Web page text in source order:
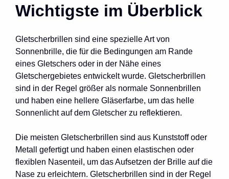
Wichtigste im Überblick
Gletscherbrillen sind eine spezielle Art von
Sonnenbrille, die für die Bedingungen am Rande
eines Gletschers oder in der Nähe eines
Gletschergebietes entwickelt wurde. Gletscherbrillen
sind in der Regel größer als normale Sonnenbrillen
und haben eine hellere Gläserfarbe, um das helle
Sonnenlicht auf dem Gletscher zu reflektieren.
Die meisten Gletscherbrillen sind aus Kunststoff oder
Metall gefertigt und haben einen elastischen oder
flexiblen Nasenteil, um das Aufsetzen der Brille auf die
Nase zu erleichtern. Gletscherbrillen sind in der Regel